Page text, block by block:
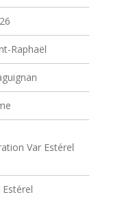
Raphaël
Var Estérel
Estérel